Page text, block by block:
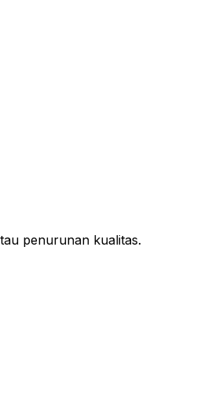
penurunan kualitas.